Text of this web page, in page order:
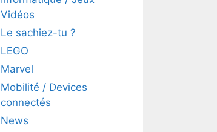
Vidéos
Le sachiez-tu ?
LEGO
Marvel
Mobilité / Devices
connectés
News